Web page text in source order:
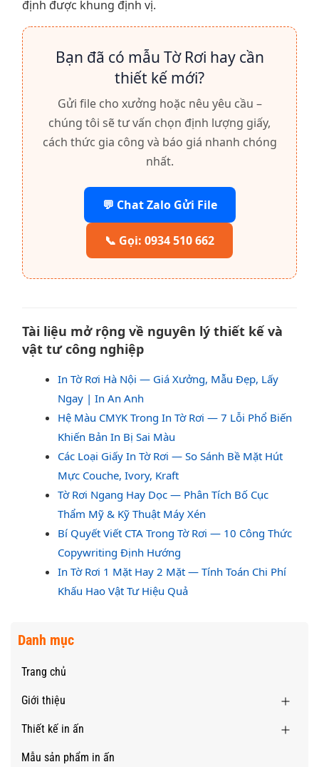
định được khung định vị.
Bạn đã có mẫu Tờ Rơi hay cần
thiết kế mới?
Gửi file cho xưởng hoặc nêu yêu cầu –
chúng tôi sẽ tư vấn chọn định lượng giấy,
cách thức gia công và báo giá nhanh chóng
nhất.
💬 Chat Zalo Gửi File
📞 Gọi: 0934 510 662
Tài liệu mở rộng về nguyên lý thiết kế và
vật tư công nghiệp
In Tờ Rơi Hà Nội — Giá Xưởng, Mẫu Đẹp, Lấy
Ngay | In An Anh
Hệ Màu CMYK Trong In Tờ Rơi — 7 Lỗi Phổ Biến
Khiến Bản In Bị Sai Màu
Các Loại Giấy In Tờ Rơi — So Sánh Bề Mặt Hút
Mực Couche, Ivory, Kraft
Tờ Rơi Ngang Hay Dọc — Phân Tích Bố Cục
Thẩm Mỹ & Kỹ Thuật Máy Xén
Bí Quyết Viết CTA Trong Tờ Rơi — 10 Công Thức
Copywriting Định Hướng
In Tờ Rơi 1 Mặt Hay 2 Mặt — Tính Toán Chi Phí
Khấu Hao Vật Tư Hiệu Quả
Danh mục
Trang chủ
Giới thiệu
Thiết kế in ấn
Mẫu sản phẩm in ấn